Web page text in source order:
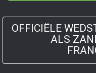
OFFICIËLE
ALS